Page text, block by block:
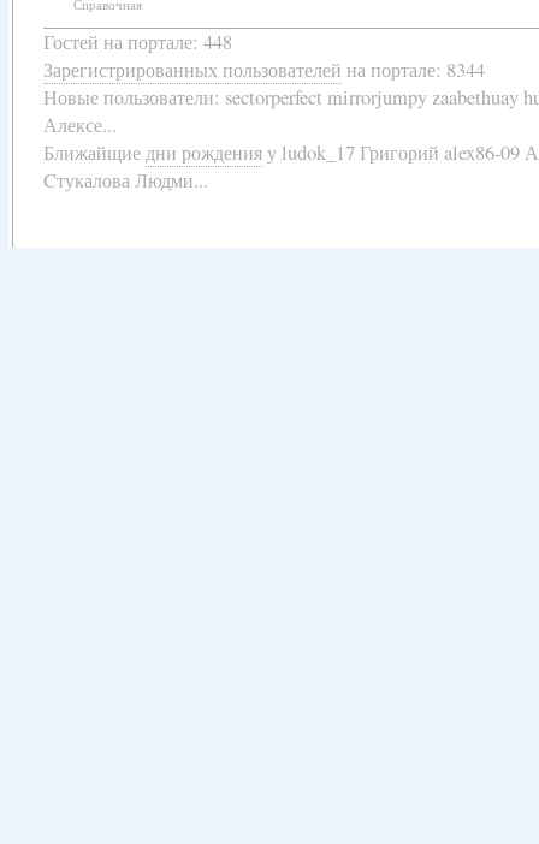
Справочная
Гостей на портале: 448
Зарегистрированных пользователей на портале: 8344
Новые пользователи: sectorperfect mirrorjumpy zaabethuay
Алексе...
Ближайщиедни рожденияу ludok_17 Григорий alex86-09
Cтукалова Людми...